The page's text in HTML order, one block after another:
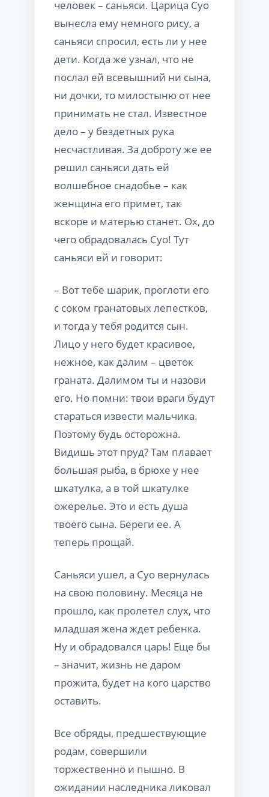
человек – саньяси. Царица Суо
вынесла ему немного рису, а
саньяси спросил, есть ли у нее
дети. Когда же узнал, что не
послал ей всевышний ни сына,
ни дочки, то милостыню от нее
принимать не стал. Известное
дело – у бездетных рука
несчастливая. За доброту же ее
решил саньяси дать ей
волшебное снадобье – как
женщина его примет, так
вскоре и матерью станет. Ох, до
чего обрадовалась Суо! Тут
саньяси ей и говорит:
– Вот тебе шарик, проглоти его
с соком гранатовых лепестков,
и тогда у тебя родится сын.
Лицо у него будет красивое,
нежное, как далим – цветок
граната. Далимом ты и назови
его. Но помни: твои враги будут
стараться извести мальчика.
Поэтому будь осторожна.
Видишь этот пруд? Там плавает
большая рыба, в брюхе у нее
шкатулка, а в той шкатулке
ожерелье. Это и есть душа
твоего сына. Береги ее. А
теперь прощай.
Саньяси ушел, а Суо вернулась
на свою половину. Месяца не
прошло, как пролетел слух, что
младшая жена ждет ребенка.
Ну и обрадовался царь! Еще бы
– значит, жизнь не даром
прожита, будет на кого царство
оставить.
Все обряды, предшествующие
родам, совершили
торжественно и пышно. В
ожидании наследника ликовал